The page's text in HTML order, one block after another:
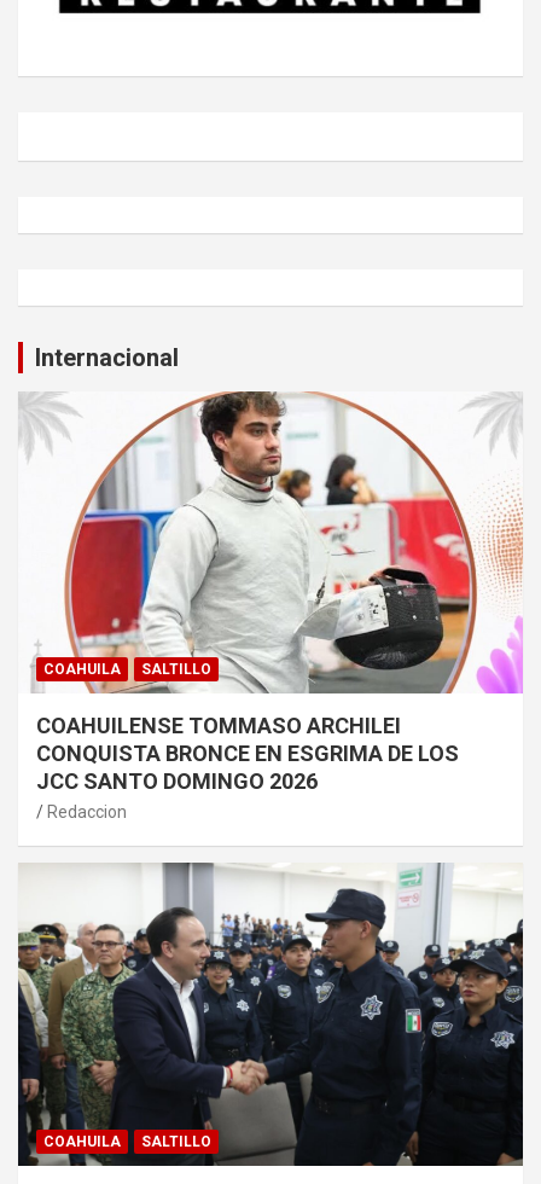
Internacional
COAHUILA SALTILLO
COAHUILENSE TOMMASO ARCHILEI
CONQUISTA BRONCE EN ESGRIMA DE LOS
JCC SANTO DOMINGO 2026
Redaccion
COAHUILA SALTILLO